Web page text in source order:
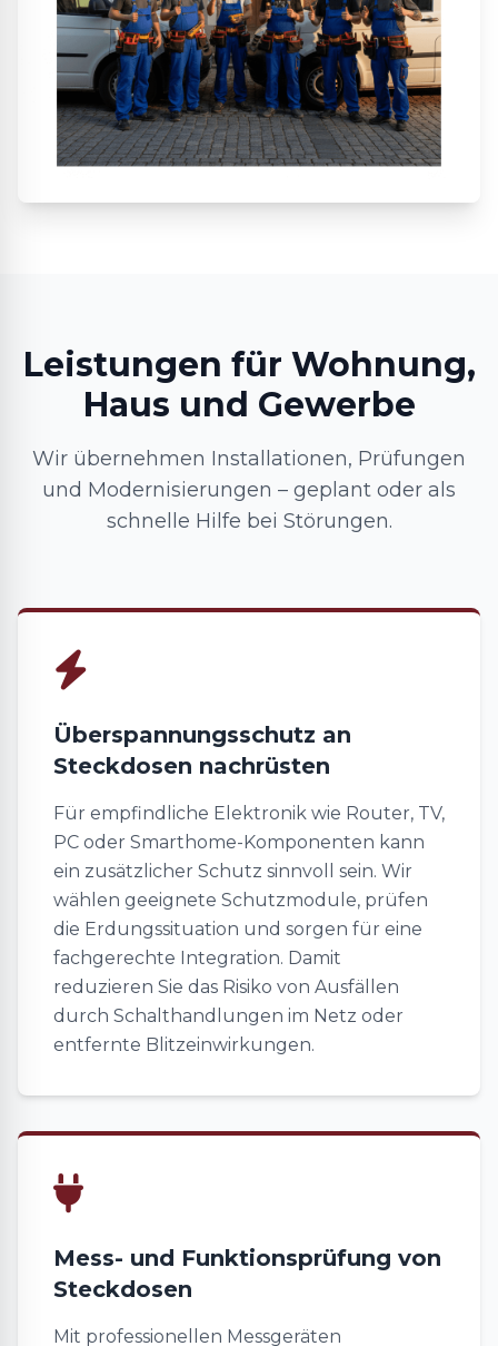
Leistungen für Wohnung,
Haus und Gewerbe
Wir übernehmen Installationen, Prüfungen
und Modernisierungen – geplant oder als
schnelle Hilfe bei Störungen.
Überspannungsschutz an
Steckdosen nachrüsten
Für empfindliche Elektronik wie Router, TV,
PC oder Smarthome-Komponenten kann
ein zusätzlicher Schutz sinnvoll sein. Wir
wählen geeignete Schutzmodule, prüfen
die Erdungssituation und sorgen für eine
fachgerechte Integration. Damit
reduzieren Sie das Risiko von Ausfällen
durch Schalthandlungen im Netz oder
entfernte Blitzeinwirkungen.
Mess- und Funktionsprüfung von
Steckdosen
Mit professionellen Messgeräten